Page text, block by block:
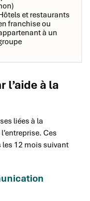
et restaurants
franchise ou
à un
l’aide à la
liées à la
Ces
les 12 mois suivant